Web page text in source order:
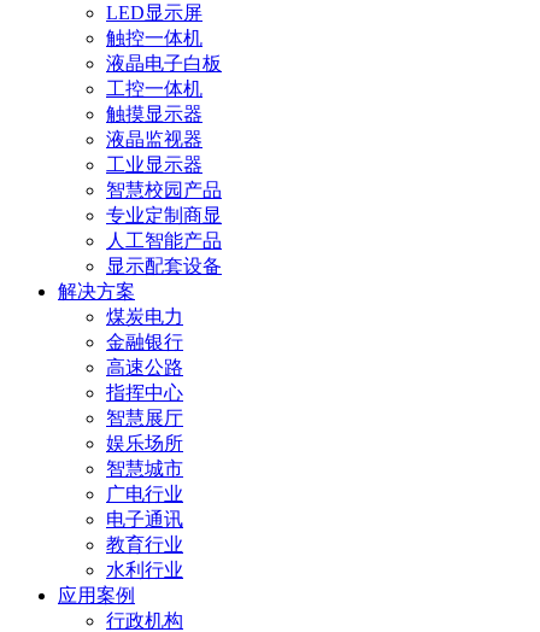
LED显示屏
触控一体机
液晶电子白板
工控一体机
触摸显示器
液晶监视器
工业显示器
智慧校园产品
专业定制商显
人工智能产品
显示配套设备
解决方案
煤炭电力
金融银行
高速公路
指挥中心
智慧展厅
娱乐场所
智慧城市
广电行业
电子通讯
教育行业
水利行业
应用案例
行政机构